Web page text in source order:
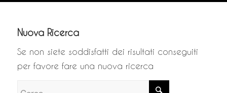
Nuova Ricerca
Se non siete soddisfatti dei risultati conseguiti
per favore fare una nuova ricerca